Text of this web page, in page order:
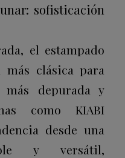
sofisticación
el estampado
clásica para
más depurada y
comoKIABI
desde una
y versátil,